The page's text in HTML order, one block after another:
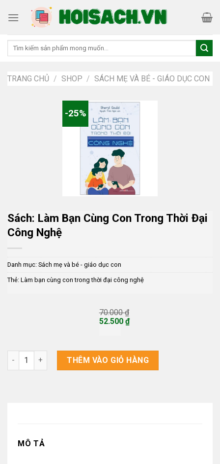
Tìm
TRANG CHỦ / SHOP / SÁCH MẸ VÀ BÉ - GIÁO DỤC CON
-25%
Sách: Làm Bạn Cùng Con Trong Thời Đại
Công Nghệ
Danh mục: Sách mẹ và bé - giáo dục con
Thẻ: Làm bạn cùng con trong thời đại công nghệ
70.000₫
Giá
52.500 ₫
là:
52.500 ₫.
Sách: Làm Bạn Cùng Con Trong Thời Đại Công Nghệ số lượng
THÊM VÀO GIỎ HÀNG
MÔ TẢ